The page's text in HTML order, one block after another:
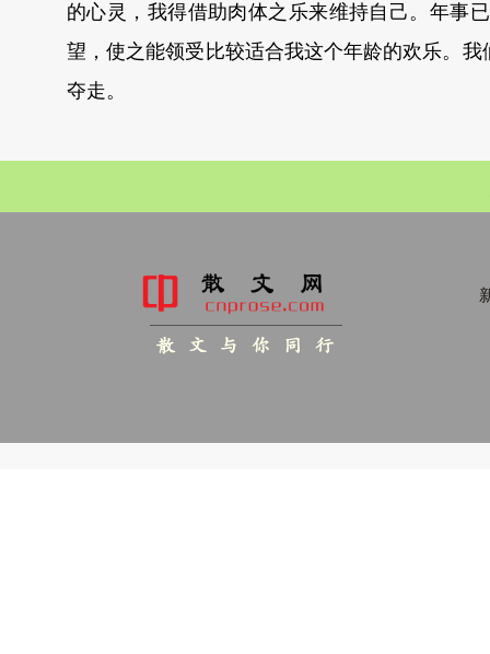
的心灵，我得借助肉体之乐来维持自己。年事
望，使之能领受比较适合我这个年龄的欢乐。
夺走。
散 文 与 你 同 行